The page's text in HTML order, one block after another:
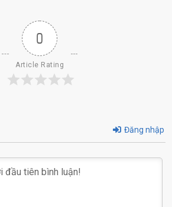
0
Article Rating
Đăng nhập